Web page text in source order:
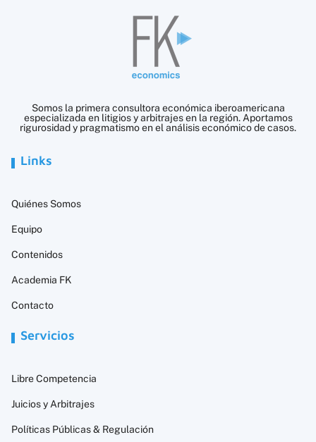
Somos la primera consultora económica iberoamericana
especializada en litigios y arbitrajes en la región. Aportamos
rigurosidad y pragmatismo en el análisis económico de casos.
Links
Quiénes Somos
Equipo
Contenidos
Academia FK
Contacto
Servicios
Libre Competencia
Juicios y Arbitrajes
Políticas Públicas & Regulación